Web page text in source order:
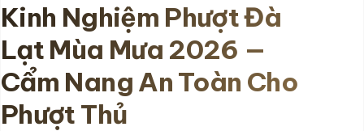
Kinh Nghiệm Phượt Đà
Lạt Mùa Mưa 2026 —
Cẩm Nang An Toàn Cho
Phượt Thủ